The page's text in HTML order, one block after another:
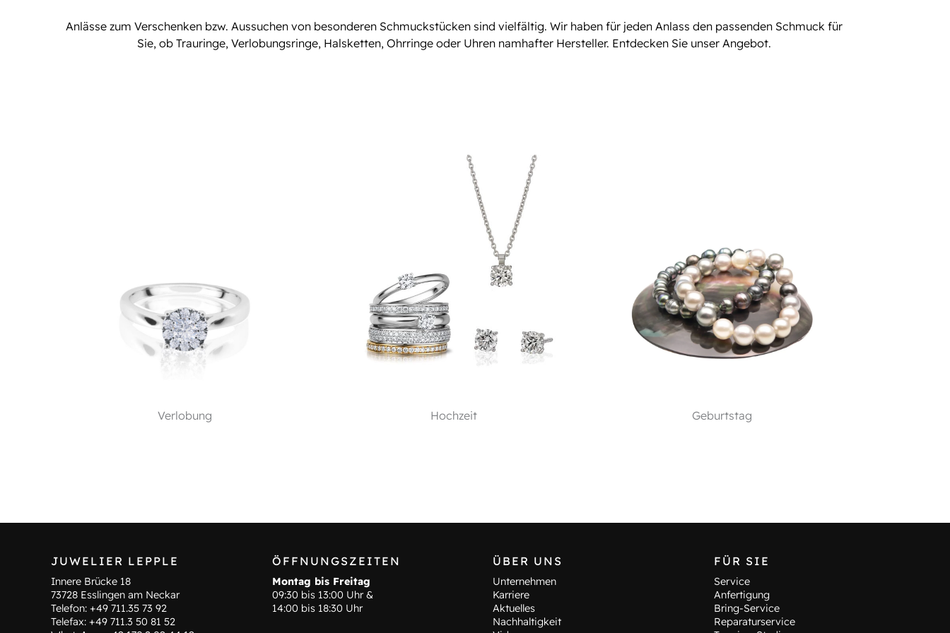
Anlässe zum Verschenken bzw. Aussuchen von besonderen Schmuckstücken sind vielfältig. Wir haben für jeden Anlass den passenden Schmuck für
Sie, ob Trauringe, Verlobungsringe, Halsketten, Ohrringe oder Uhren namhafter Hersteller. Entdecken Sie unser Angebot.
Verlobung Hochzeit Geburtstag
JUWELIER LEPPLE
Innere Brücke 18
73728 Esslingen am Neckar
Telefon: +49 711.35 73 92
Telefax: +49 711.3 50 81 52
ÖFFNUNGSZEITEN
Montag bis Freitag
09:30 bis 13:00 Uhr &
14:00 bis 18:30 Uhr
ÜBER UNS
Unternehmen
Karriere
Aktuelles
Nachhaltigkeit
FÜR SIE
Service
Anfertigung
Bring-Service
Reparaturservice